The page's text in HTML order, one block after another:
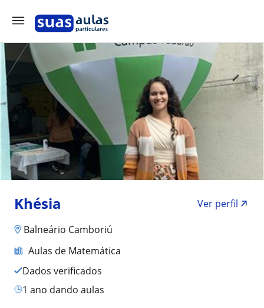
Khésia
Ver perfil
Balneário Camboriú
Aulas de Matemática
Dados verificados
1 ano dando aulas